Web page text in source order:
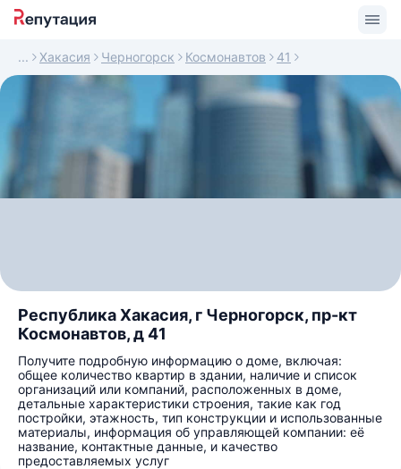
Хакасия Черногорск Космонавтов 41
Республика Хакасия, г Черногорск, пр-кт
Космонавтов, д 41
Получите подробную информацию о доме, включая:
общее количество квартир в здании, наличие и список
организаций или компаний, расположенных в доме,
детальные характеристики строения, такие как год
постройки, этажность, тип конструкции и использованные
материалы, информация об управляющей компании: её
название, контактные данные, и качество
предоставляемых услуг